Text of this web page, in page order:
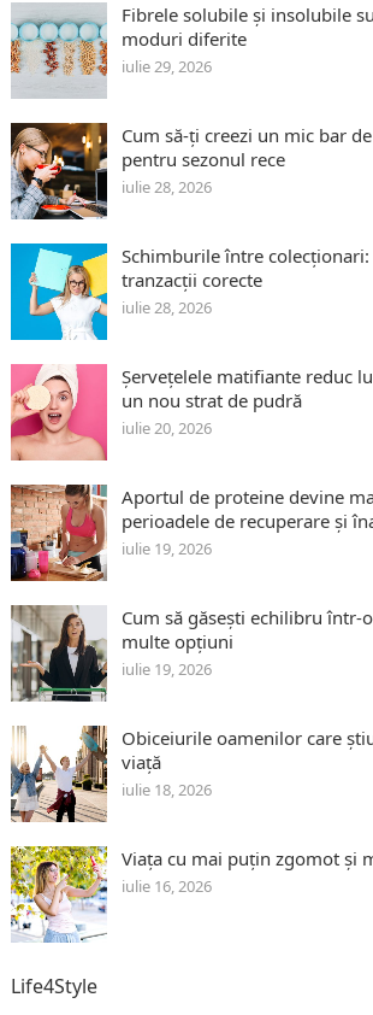
Fibrele solubile și insolubile
moduri diferite
iulie 29, 2026
Cum să-ți creezi un mic bar
pentru sezonul rece
iulie 28, 2026
Schimburile între
tranzacții corecte
iulie 28, 2026
Șervețelele matifiante reduc
un nou strat de pudră
iulie 20, 2026
Aportul de proteine devine
perioadele de recuperare și
iulie 19, 2026
Cum să găsești echilibru într-
multe opțiuni
iulie 19, 2026
Obiceiurile oamenilor care
viață
iulie 18, 2026
Viața cu mai puțin zgomot și
iulie 16, 2026
Life4Style